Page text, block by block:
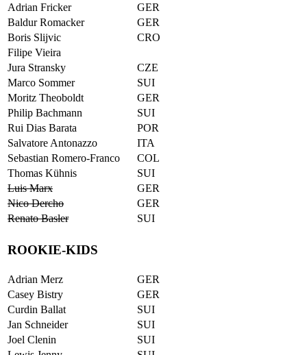
Adrian Fricker
GER
Baldur Romacker
GER
Boris Slijvic
CRO
Filipe Vieira
Jura Stransky
CZE
Marco Sommer
SUI
Moritz Theoboldt
GER
Philip Bachmann
SUI
Rui Dias Barata
POR
Salvatore Antonazzo
ITA
Sebastian Romero-Franco
COL
Thomas Kühnis
SUI
Luis Marx
GER
Nico Dercho
GER
Renato Basler
SUI
ROOKIE-KIDS
Adrian Merz
GER
Casey Bistry
GER
Curdin Ballat
SUI
Jan Schneider
SUI
Joel Clenin
SUI